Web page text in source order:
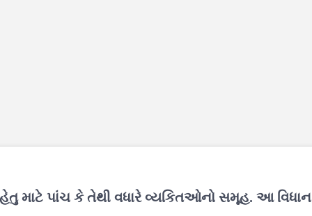
માટે પાંચ કે તેથી વધારે વ્યકિતઓનો સમૂહ. આ વિધાન